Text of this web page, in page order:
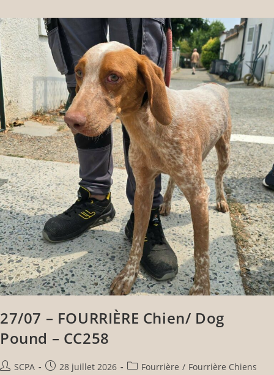
27/07 – FOURRIÈRE Chien/ Dog
Pound – CC258
SCPA 28 juillet 2026 Fourrière / Fourrière Chiens